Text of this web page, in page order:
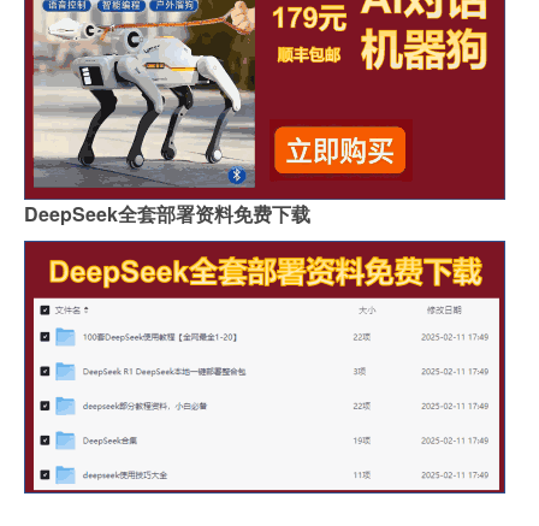
DeepSeek全套部署资料免费下载